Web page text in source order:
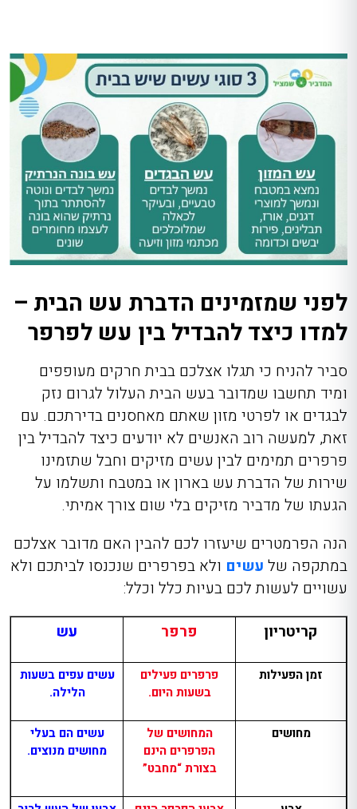
לפני שמזמינים הדברת עש הבית –
למדו כיצד להבדיל בין עש לפרפר
סביר להניח כי תגלו אצלכם בבית חרקים מעופפים
ומיד תחשבו שמדובר בעש הבית העלול לגרום נזק
לבגדים או לפרטי מזון שאתם מאחסנים בדירתכם. עם
זאת, למעשה רוב האנשים לא יודעים כיצד להבדיל בין
פרפרים תמימים לבין עשים מזיקים וחבל שתזמינו
שירות של הדברת עש בארון או במטבח ותשלמו על
הגעתו של מדביר מזיקים בלי שום צורך אמיתי.
הנה הפרמטרים שיעזרו לכם להבין האם מדובר אצלכם
במתקפה של עשים ולא בפרפרים שנכנסו לביתכם ולא
עשויים לעשות לכם בעיות כלל וכלל:
קריטריון
פרפר עש
זמן הפעילות
פרפרים פעילים
בשעות היום.
עשים עפים בשעות
הלילה.
מחושים
המחושים של
הפרפרים הינם
בצורת “מחבט”
עשים הם בעלי
מחושים מנוצים.